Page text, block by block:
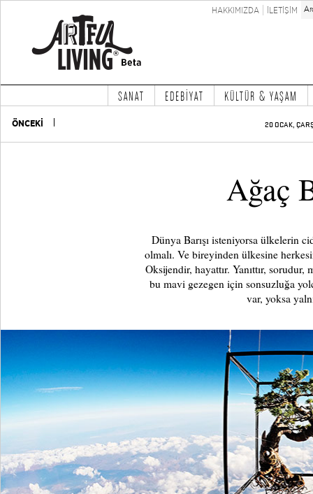
HAKKIMIZDA İLETİŞİM
SANAT EDEBİYAT KÜLTÜR & YAŞAM
ÖNCEKİ 20 OCAK,
Ağaç
Dünya Barışı isteniyorsa ülkelerin
olmalı. Ve bireyinden ülkesine
Oksijendir, hayattır. Yanıttır,
bu mavi gezegen için sonsuzluğa
var, yoksa